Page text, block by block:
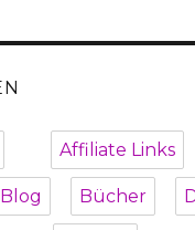
Affiliate Links
Blog Bücher